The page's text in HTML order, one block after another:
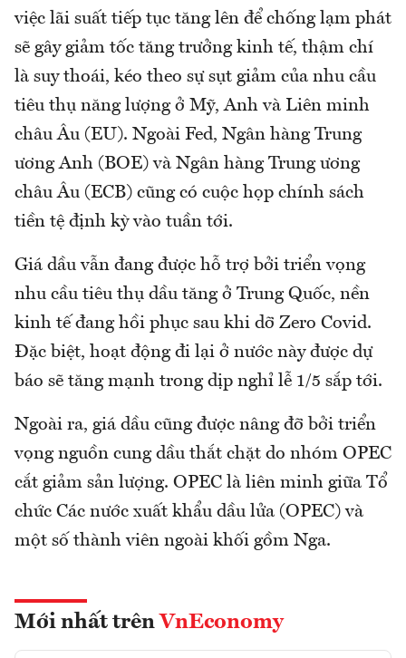
việc lãi suất tiếp tục tăng lên để chống lạm phát
sẽ gây giảm tốc tăng trưởng kinh tế, thậm chí
là suy thoái, kéo theo sự sụt giảm của nhu cầu
tiêu thụ năng lượng ở Mỹ, Anh và Liên minh
châu Âu (EU). Ngoài Fed, Ngân hàng Trung
ương Anh (BOE) và Ngân hàng Trung ương
châu Âu (ECB) cũng có cuộc họp chính sách
tiền tệ định kỳ vào tuần tới.
Giá dầu vẫn đang được hỗ trợ bởi triển vọng
nhu cầu tiêu thụ dầu tăng ở Trung Quốc, nền
kinh tế đang hồi phục sau khi dỡ Zero Covid.
Đặc biệt, hoạt động đi lại ở nước này được dự
báo sẽ tăng mạnh trong dịp nghỉ lễ 1/5 sắp tới.
Ngoài ra, giá dầu cũng được nâng đỡ bởi triển
vọng nguồn cung dầu thắt chặt do nhóm OPEC
cắt giảm sản lượng. OPEC là liên minh giữa Tổ
chức Các nước xuất khẩu dầu lửa (OPEC) và
một số thành viên ngoài khối gồm Nga.
Mới nhất trên VnEconomy